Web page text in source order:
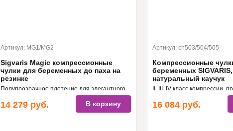
Артикул: MG1/MG2
Sigvaris Magic компрессионные
чулки для беременных до паха на
резинке
Полупрозрачное плетение для элегантного
вида, I, II классы компрессии
14 279 руб. В корзину
Артикул: ch503/504/505
Компрессионные
беременных
натуральный каучук
II, III, IV класс компрессии,
долговечное изделие,
лечебной эффективности
16 084 руб.